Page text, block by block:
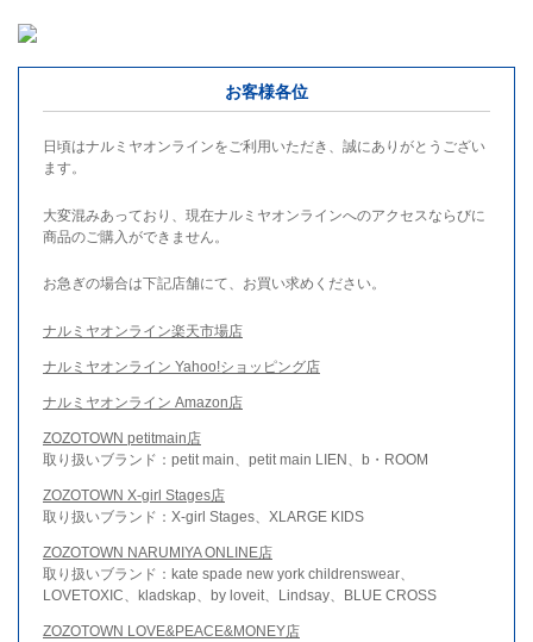
お客様各位
日頃はナルミヤオンラインをご利用いただき、誠にありがとうござい
ます。
大変混みあっており、現在ナルミヤオンラインへのアクセスならびに
商品のご購入ができません。
お急ぎの場合は下記店舗にて、お買い求めください。
ナルミヤオンライン楽天市場店
ナルミヤオンライン Yahoo!ショッピング店
ナルミヤオンライン Amazon店
ZOZOTOWN petitmain店
取り扱いブランド：petit main、petit main LIEN、b・ROOM
ZOZOTOWN X-girl Stages店
取り扱いブランド：X-girl Stages、XLARGE KIDS
ZOZOTOWN NARUMIYA ONLINE店
取り扱いブランド：kate spade new york childrenswear、
LOVETOXIC、kladskap、by loveit、Lindsay、BLUE CROSS
ZOZOTOWN LOVE&PEACE&MONEY店